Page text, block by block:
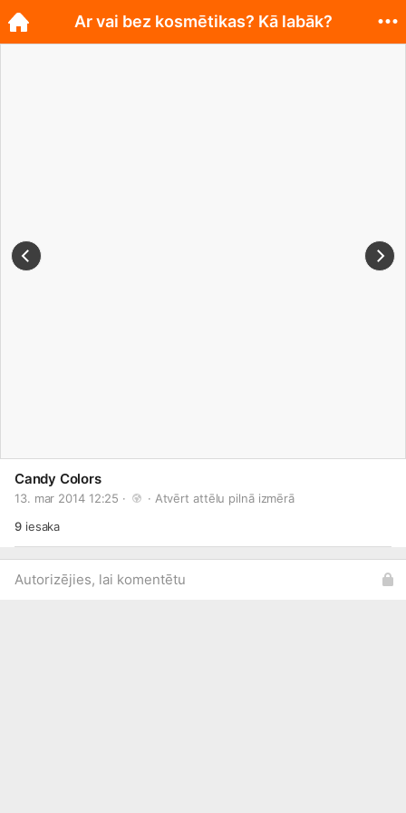
Candy Colors
13. mar 2014 12:25 · · Atvērt attēlu pilnā izmērā
9iesaka
Autorizējies, lai komentētu
Ar vai bez kosmētikas? Kā labāk?